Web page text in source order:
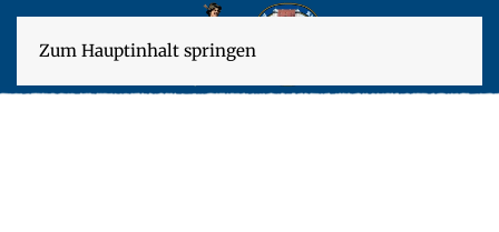
Zum Hauptinhalt springen